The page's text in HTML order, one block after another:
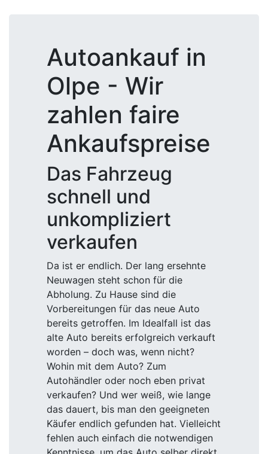
Autoankauf in
Olpe - Wir
zahlen faire
Ankaufspreise
Das Fahrzeug
schnell und
unkompliziert
verkaufen
Da ist er endlich. Der lang ersehnte
Neuwagen steht schon für die
Abholung. Zu Hause sind die
Vorbereitungen für das neue Auto
bereits getroffen. Im Idealfall ist das
alte Auto bereits erfolgreich verkauft
worden – doch was, wenn nicht?
Wohin mit dem Auto? Zum
Autohändler oder noch eben privat
verkaufen? Und wer weiß, wie lange
das dauert, bis man den geeigneten
Käufer endlich gefunden hat. Vielleicht
fehlen auch einfach die notwendigen